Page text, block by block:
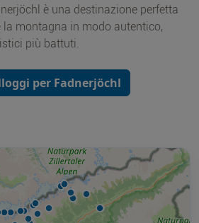
è una destinazione perfetta
la montagna in modo autentico,
più battuti.
per Fadnerjöchl